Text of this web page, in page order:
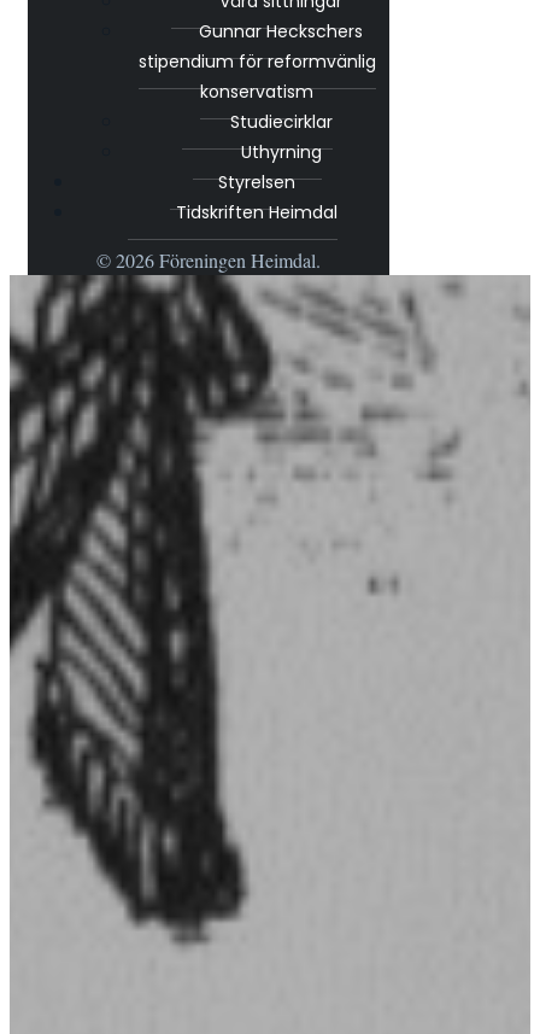
Gunnar Heckschers
stipendium för reformvänlig
konservatism
Studiecirklar
Uthyrning
Styrelsen
Tidskriften Heimdal
© 2026 Föreningen Heimdal.